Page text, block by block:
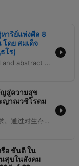
าริย์แห่งศีล 8
ดย สมเด็จ
โร)
The speaker addresses a variety of personal and abstract themes, beginning with an introduction to a problem related to culture and S.N.R.K. The narrative touches upon experiences involving family, religious figures like priests, and the complexities of financial matters, specifically regarding money that was not considered the best. The discourse moves through reflections on past actions, the necessity of traveling to the city, and the pursuit of knowledge. The episode concludes with a repetitive emphasis on the importance of creating and applying knowledge in the world.
ญสู่ความสุข
ะญาณวชิโรดม
本集节目探讨了人类对生命圆满与幸福的普遍追求。通过对生存欲望、意识状态以及社会责任感的思考，内容涉及了个体在面对现实世界时的心理预期与应对方式。
อ ขันติ ใน
สุขในสังคม